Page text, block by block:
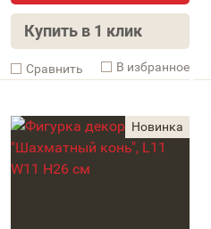
Купить в 1 клик
Cравнить В избранное